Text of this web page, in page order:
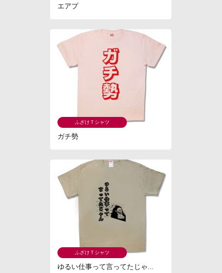
エアプ
ふざけＴシャツ
ガチ勢
ふざけＴシャツ
ゆるい仕事って言ってたじゃ...